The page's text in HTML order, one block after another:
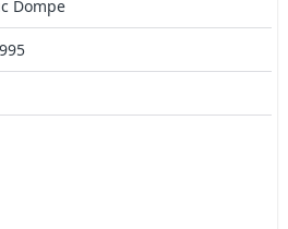
Dompe